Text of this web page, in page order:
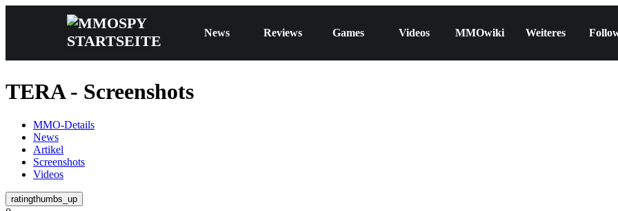
News Reviews Games Videos MMOwiki Weiteres
TERA - Screenshots
MMO-Details
News
Artikel
Screenshots
Videos